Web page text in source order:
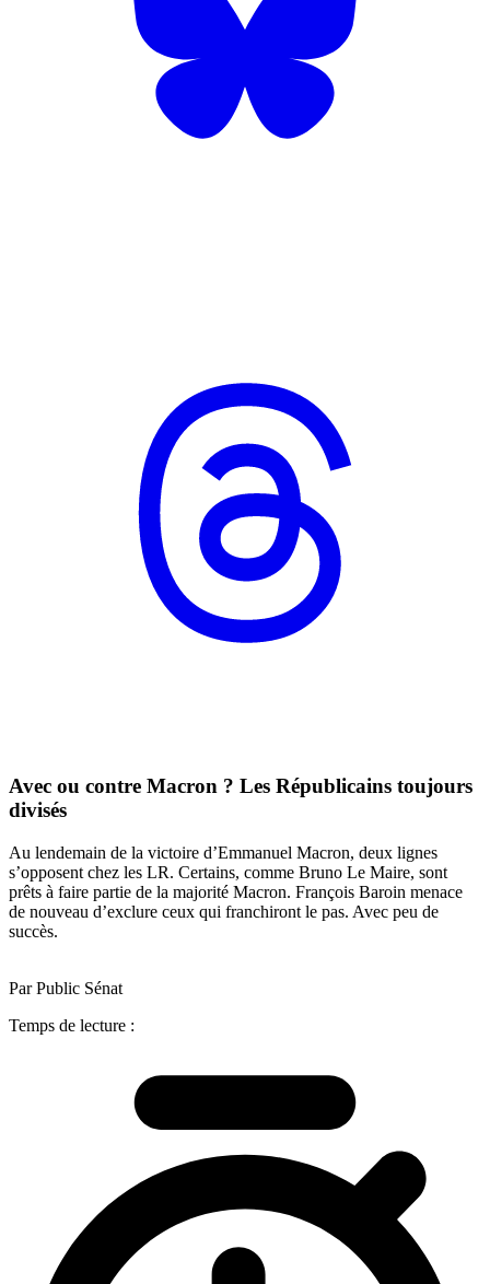
Avec ou contre Macron ? Les Républicains toujours
divisés
Au lendemain de la victoire d’Emmanuel Macron, deux lignes
s’opposent chez les LR. Certains, comme Bruno Le Maire, sont
prêts à faire partie de la majorité Macron. François Baroin menace
de nouveau d’exclure ceux qui franchiront le pas. Avec peu de
succès.
Par Public Sénat
Temps de lecture :